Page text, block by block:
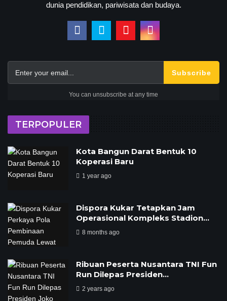
dunia pendidikan, pariwisata dan budaya.
Subscribe
You can unsubscribe at any time
TERPOPULER
Kota Bangun Darat Bentuk 10
Koperasi Baru
1 year ago
Dispora Kukar Tetapkan Jam
Operasional Kompleks Stadion…
8 months ago
Ribuan Peserta Nusantara TNI Fun
Run Dilepas Presiden…
2 years ago